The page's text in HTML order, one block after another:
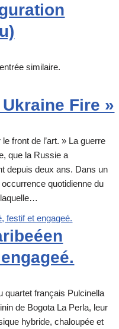
similaire.
Fire »
front de l’art. » La guerre
que la Russie a
depuis deux ans. Dans un
quotidienne du
quartet français Pulcinella
de Bogota La Perla, leur
hybride, chaloupée et